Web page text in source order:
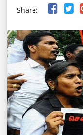
Share: